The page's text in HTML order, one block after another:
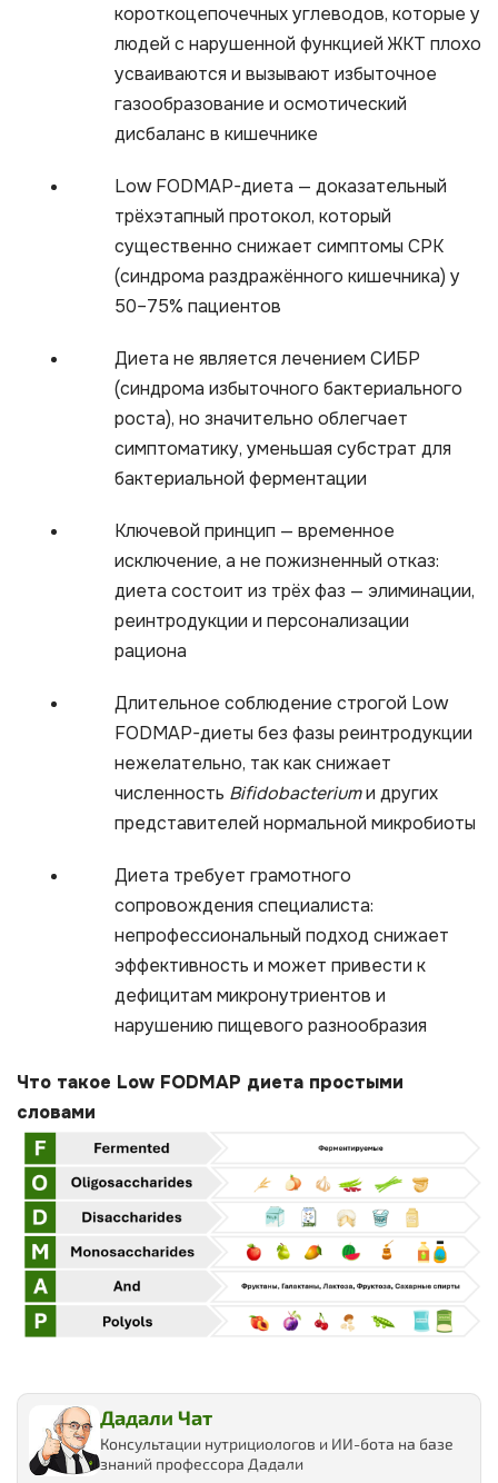
короткоцепочечных углеводов, которые у
людей с нарушенной функцией ЖКТ плохо
усваиваются и вызывают избыточное
газообразование и осмотический
дисбаланс в кишечнике
Low FODMAP-диета — доказательный
трёхэтапный протокол, который
существенно снижает симптомы СРК
(синдрома раздражённого кишечника) у
50–75% пациентов
Диета не является лечением СИБР
(синдрома избыточного бактериального
роста), но значительно облегчает
симптоматику, уменьшая субстрат для
бактериальной ферментации
Ключевой принцип — временное
исключение, а не пожизненный отказ:
диета состоит из трёх фаз — элиминации,
реинтродукции и персонализации
рациона
Длительное соблюдение строгой Low
FODMAP-диеты без фазы реинтродукции
нежелательно, так как снижает
численность Bifidobacteriumи других
представителей нормальной микробиоты
Диета требует грамотного
сопровождения специалиста:
непрофессиональный подход снижает
эффективность и может привести к
дефицитам микронутриентов и
нарушению пищевого разнообразия
Что такое Low FODMAP диета простыми
словами
Дадали Чат
Консультации нутрициологов и ИИ-бота на базе
знаний профессора Дадали